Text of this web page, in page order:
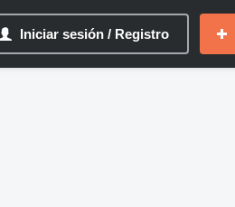
Iniciar sesión / Registro